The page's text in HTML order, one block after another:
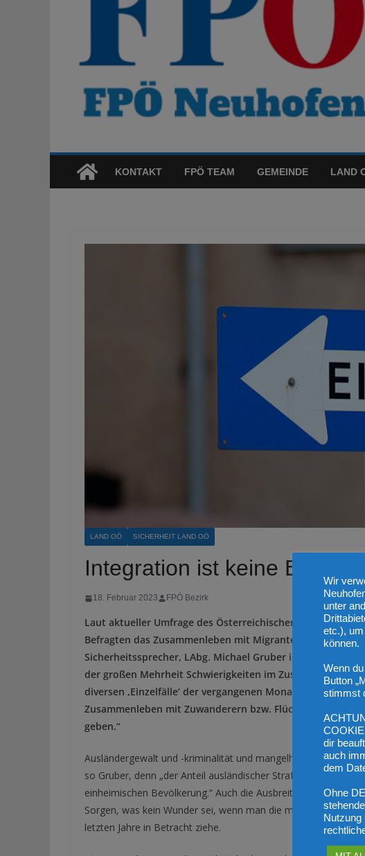
KONTAKT FPÖ TEAM GEMEINDE LAND
LAND OÖ SICHERHEIT LAND OÖ
Integration ist keine
18. Februar 2023 FPÖ Bezirk
Laut aktueller Umfrage des Österreichischen
Befragten das Zusammenleben mit Migranten kritisch. Für
Sicherheitssprecher, LAbg. Michael Gruber ist das
der großen Mehrheit Schwierigkeiten im
diversen ‚Einzelfälle‘ der vergangenen Monate und Jahre.
Zusammenleben mit Zuwanderern bzw. Flüchtlingen als
geben.“
Ausländergewalt und -kriminalität und mangelhafte
so Gruber, denn „der Anteil ausländischer Straftäter an der
einheimischen Bevölkerung.“ Auch die Ausbreitung des
Sorgen, was kein Wunder sei, wenn man die mutmaßlich
letzten Jahre in Betracht ziehe.
Wir
unter
etc.),
können.
Wenn
Button
stimmst
dir
auch
dem
Ohne
Nutzung